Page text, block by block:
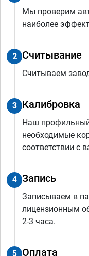
Мы проверим
наиболее
2 Считывание
Считываем
3 Калибровка
Наш
необходимые
соответствии с
4 Запись
Записываем в
лицензионным
2-3 часа.
5 Оплата